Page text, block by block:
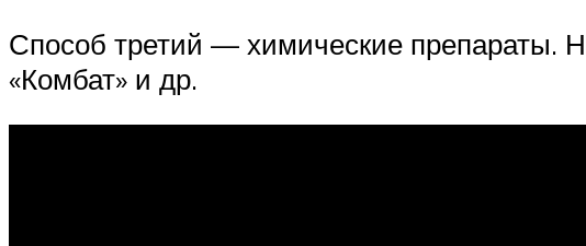
Способ третий — химические препараты.
«Комбат» и др.